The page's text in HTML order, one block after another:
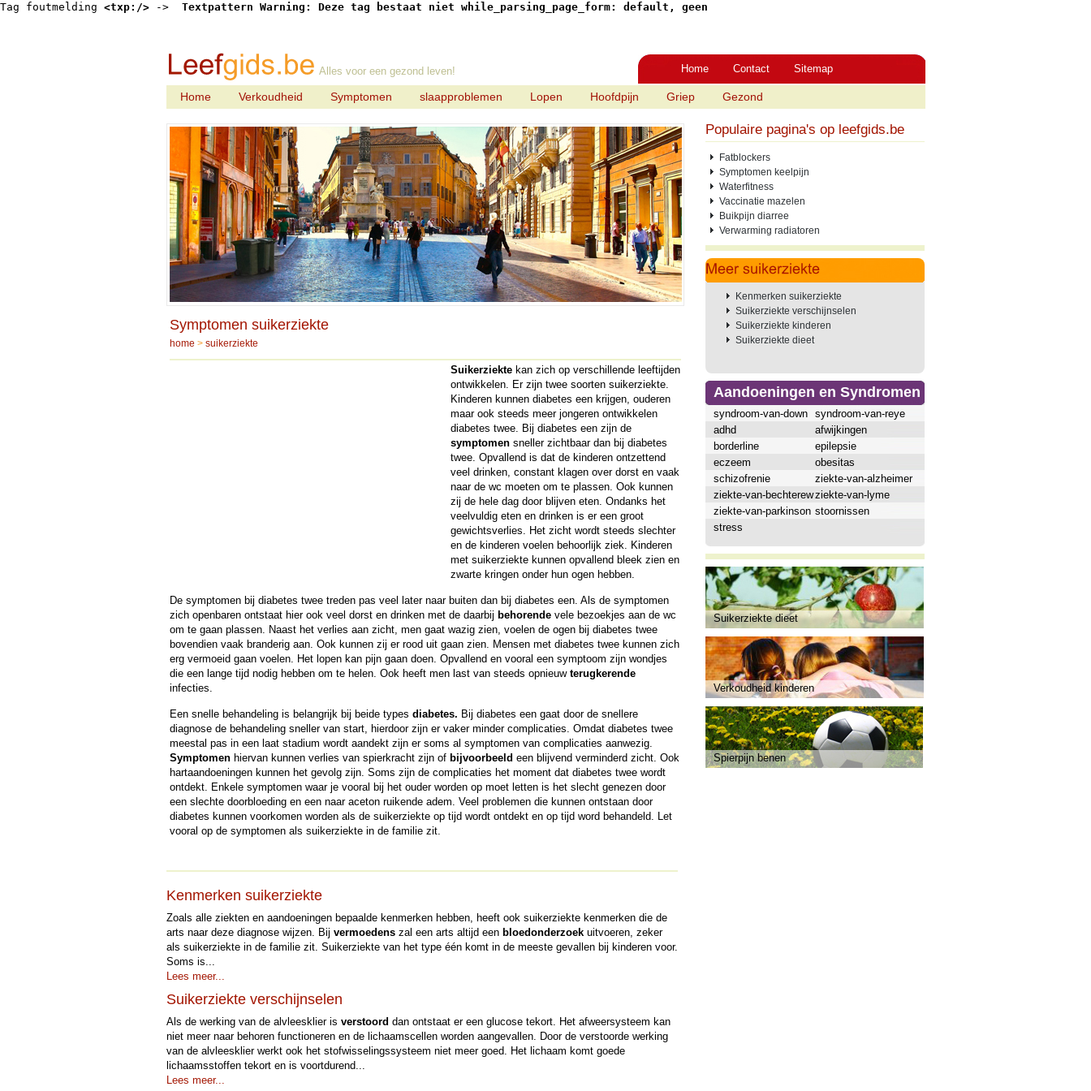
Tag foutmelding <txp:/> -> Textpattern Warning: Deze tag bestaat niet while_parsing_page_form: default, geen
Alles voor een gezond leven! Home Contact Sitemap
Home Verkoudheid Symptomen slaapproblemen Lopen Hoofdpijn Griep Gezond
Symptomen suikerziekte
home > suikerziekte
Suikerziektekan zich op verschillende leeftijden
ontwikkelen. Er zijn twee soorten suikerziekte.
Kinderen kunnen diabetes een krijgen, ouderen
maar ook steeds meer jongeren ontwikkelen
diabetes twee. Bij diabetes een zijn de
symptomensneller zichtbaar dan bij diabetes
twee. Opvallend is dat de kinderen ontzettend
veel drinken, constant klagen over dorst en vaak
naar de wc moeten om te plassen. Ook kunnen
zij de hele dag door blijven eten. Ondanks het
veelvuldig eten en drinken is er een groot
gewichtsverlies. Het zicht wordt steeds slechter
en de kinderen voelen behoorlijk ziek. Kinderen
met suikerziekte kunnen opvallend bleek zien en
zwarte kringen onder hun ogen hebben.
De symptomen bij diabetes twee treden pas veel later naar buiten dan bij diabetes een. Als de symptomen
zich openbaren ontstaat hier ook veel dorst en drinken met de daarbij behorendevele bezoekjes aan de wc
om te gaan plassen. Naast het verlies aan zicht, men gaat wazig zien, voelen de ogen bij diabetes twee
bovendien vaak branderig aan. Ook kunnen zij er rood uit gaan zien. Mensen met diabetes twee kunnen zich
erg vermoeid gaan voelen. Het lopen kan pijn gaan doen. Opvallend en vooral een symptoom zijn wondjes
die een lange tijd nodig hebben om te helen. Ook heeft men last van steeds opnieuw terugkerende
infecties.
Een snelle behandeling is belangrijk bij beide types diabetes. Bij diabetes een gaat door de snellere
diagnose de behandeling sneller van start, hierdoor zijn er vaker minder complicaties. Omdat diabetes twee
meestal pas in een laat stadium wordt aandekt zijn er soms al symptomen van complicaties aanwezig.
Symptomenhiervan kunnen verlies van spierkracht zijn of bijvoorbeeld een blijvend verminderd zicht. Ook
hartaandoeningen kunnen het gevolg zijn. Soms zijn de complicaties het moment dat diabetes twee wordt
ontdekt. Enkele symptomen waar je vooral bij het ouder worden op moet letten is het slecht genezen door
een slechte doorbloeding en een naar aceton ruikende adem. Veel problemen die kunnen ontstaan door
diabetes kunnen voorkomen worden als de suikerziekte op tijd wordt ontdekt en op tijd word behandeld. Let
vooral op de symptomen als suikerziekte in de familie zit.
Kenmerken suikerziekte
Zoals alle ziekten en aandoeningen bepaalde kenmerken hebben, heeft ook suikerziekte kenmerken die de
arts naar deze diagnose wijzen. Bij vermoedenszal een arts altijd een bloedonderzoekuitvoeren, zeker
als suikerziekte in de familie zit. Suikerziekte van het type één komt in de meeste gevallen bij kinderen voor.
Soms is...
Lees meer...
Suikerziekte verschijnselen
Als de werking van de alvleesklier is verstoord dan ontstaat er een glucose tekort. Het afweersysteem kan
niet meer naar behoren functioneren en de lichaamscellen worden aangevallen. Door de verstoorde werking
van de alvleesklier werkt ook het stofwisselingssysteem niet meer goed. Het lichaam komt goede
lichaamsstoffen tekort en is voortdurend...
Lees meer...
Populaire pagina's op leefgids.be
Fatblockers
Symptomen keelpijn
Waterfitness
Vaccinatie mazelen
Buikpijn diarree
Verwarming radiatoren
Kenmerken suikerziekte
Suikerziekte verschijnselen
Suikerziekte kinderen
Suikerziekte dieet
Aandoeningen en Syndromen
syndroom-van-down
syndroom-van-reye
adhd
afwijkingen
borderline
epilepsie
eczeem
obesitas
schizofrenie
ziekte-van-alzheimer
ziekte-van-bechterewziekte-van-lyme
ziekte-van-parkinson stoornissen
stress
Suikerziekte dieet
Verkoudheid kinderen
Spierpijn benen